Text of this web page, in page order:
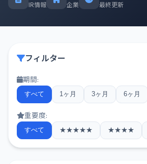
IR情報 企業 最終更新
フィルター
期間:
すべて 1ヶ月 3ヶ月 6ヶ月
重要度:
すべて ★★★★★ ★★★★